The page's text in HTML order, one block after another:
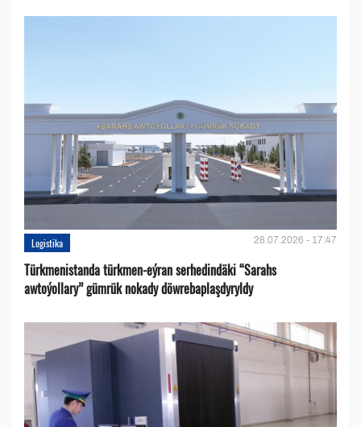
Logistika 28.07.2026 - 17:47
Türkmenistanda türkmen-eýran serhedindäki “Sarahs
awtoýollary” gümrük nokady döwrebaplaşdyryldy